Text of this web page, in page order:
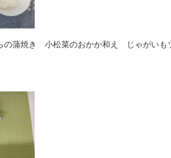
蒲焼き 小松菜のおかか和え じゃがいも